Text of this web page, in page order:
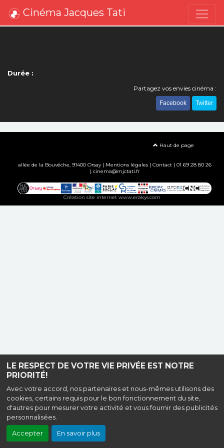
LE RESPECT DE VOTRE VIE PRIVÉE EST NOTRE
PRIORITÉ!
Avec votre accord, nos partenaires et nous-mêmes utilisons des
cookies, certains requis pour le bon fonctionnement du site,
d'autres pour mesurer votre activité et vous fournir des publicités
personnalisées.
Accepter En savoir plus
Cinéma Jacques Tati
Durée :
Partagez vos envies cinéma :
Facebook Twitter
Haut de page
allée de la Bouvêche, 91400 Orsay | Mentions légales| Contact| 01 69 28 80 26
| cinema@mjctati.fr
Création site internet www.erakys.com